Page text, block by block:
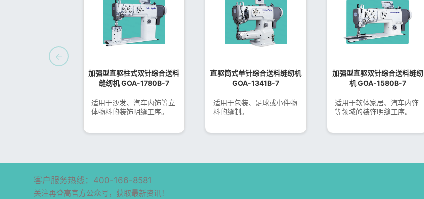
←
加强型直驱柱式双针综合送料
缝纫机 GOA-1780B-7
适用于沙发、汽车内饰等立
体物料的装饰明缝工序。
直驱筒式单针综合送料缝纫机
GOA-1341B-7
适用于包装、足球或小件物
料的缝制。
加强型直驱双针综合送料缝纫
机 GOA-1580B-7
适用于软体家居、汽车内饰
等领域的装饰明缝工序。
客户服务热线：400-166-8581
关注再登高官方公众号，获取最新资讯！